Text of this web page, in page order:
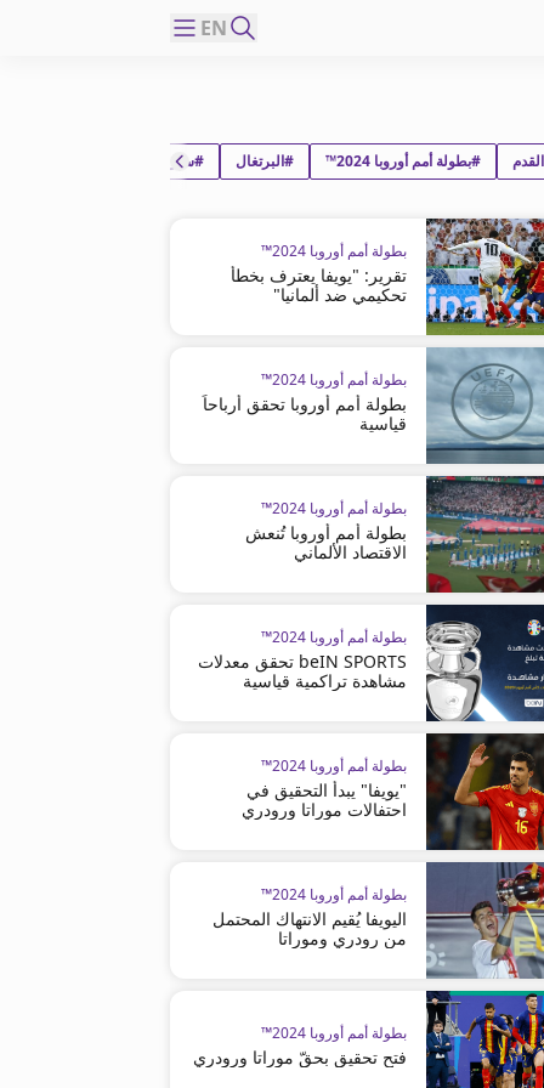
EN
كأس العالم FIFA 2026™
مارتينيث يعلن رحيله عن تدريب منتخب
البرتغال
#بطولة أمم أوروبا 2024™ #البرتغال #سلوفينيا
بطولة أمم أوروبا 2024™
تقرير: "يويفا يعترف بخطأ
تحكيمي ضد ألمانيا"
بطولة أمم أوروبا 2024™
بطولة أمم أوروبا تحقق أرباحاً
قياسية
بطولة أمم أوروبا 2024™
بطولة أمم أوروبا تُنعش
الاقتصاد الألماني
بطولة أمم أوروبا 2024™
beIN SPORTS تحقق معدلات
مشاهدة تراكمية قياسية
بطولة أمم أوروبا 2024™
"يويفا" يبدأ التحقيق في
احتفالات موراتا ورودري
بطولة أمم أوروبا 2024™
اليويفا يُقيم الانتهاك المحتمل
من رودري وموراتا
بطولة أمم أوروبا 2024™
فتح تحقيق بحقّ موراتا ورودري